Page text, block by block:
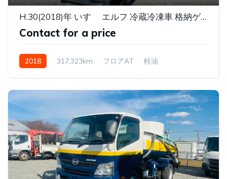
H.30(2018)年 いすゞ エルフ 冷蔵冷凍車 格納ゲート付ロング-30℃ ホワイト 走行317,323km
Contact for a price
2018 317,323km フロアAT 軽油